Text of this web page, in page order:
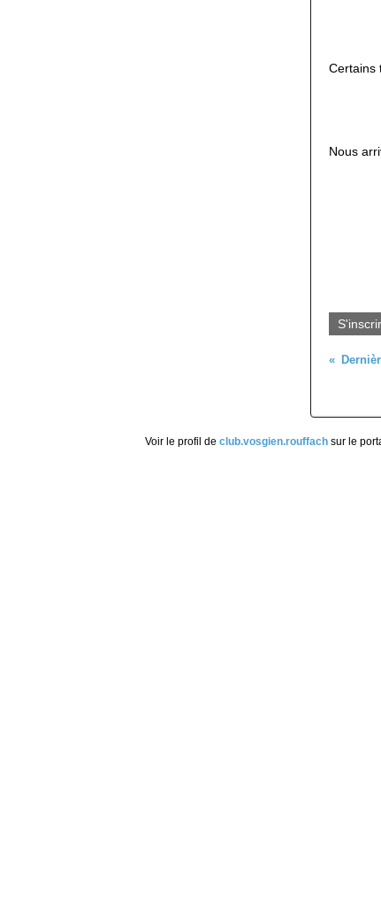
Certains
Nous
Voir le profil de club.vosgien.rouffach sur le